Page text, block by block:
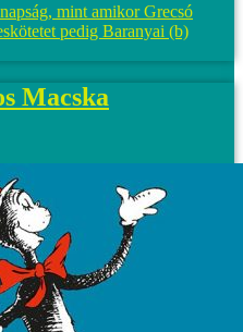
mint amikor Grecsó
pedig Baranyai (b)
Macska